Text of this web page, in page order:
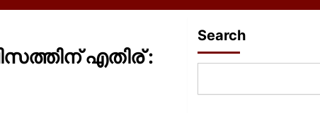
എതിര് :
Search